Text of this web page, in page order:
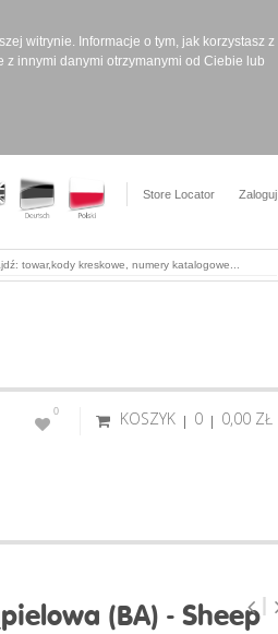
witrynie. Informacje o tym, jak korzystasz z
z innymi danymi otrzymanymi od Ciebie lub
Store Locator Zaloguj
KOSZYK 0 0,00 ‎ZŁ
0
(BA) - Sheep